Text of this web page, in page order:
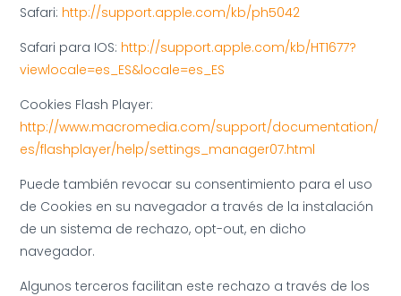
Safari: http://support.apple.com/kb/ph5042
Safari para IOS: http://support.apple.com/kb/HT1677?
viewlocale=es_ES&locale=es_ES
Cookies Flash Player:
http://www.macromedia.com/support/documentation/
es/flashplayer/help/settings_manager07.html
Puede también revocar su consentimiento para el uso
de Cookies en su navegador a través de la instalación
de un sistema de rechazo, opt-out, en dicho
navegador.
Algunos terceros facilitan este rechazo a través de los